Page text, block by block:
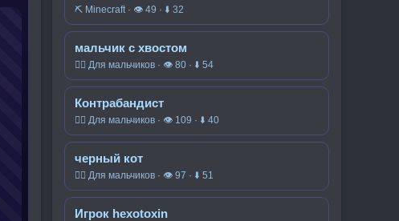
⛏️ Minecraft · 👁 49 · ⬇ 32
мальчик с хвостом
🧍‍♂️ Для мальчиков · 👁 80 · ⬇ 54
Контрабандист
🧍‍♂️ Для мальчиков · 👁 109 · ⬇ 40
черный кот
🧍‍♂️ Для мальчиков · 👁 97 · ⬇ 51
Игрок hexotoxin